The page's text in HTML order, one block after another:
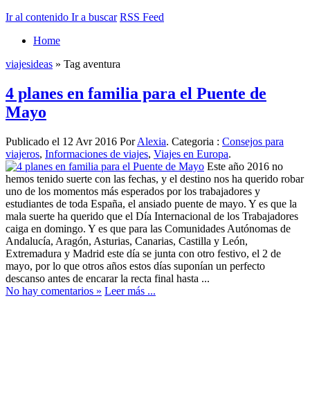
Ir al contenido Ir a buscar RSS Feed
Home
viajesideas » Tag aventura
4 planes en familia para el Puente de
Mayo
Publicado el 12 Avr 2016 PorAlexia. Categoria : Consejos para
viajeros, Informaciones de viajes, Viajes en Europa.
Este año 2016 no
hemos tenido suerte con las fechas, y el destino nos ha querido robar
uno de los momentos más esperados por los trabajadores y
estudiantes de toda España, el ansiado puente de mayo. Y es que la
mala suerte ha querido que el Día Internacional de los Trabajadores
caiga en domingo. Y es que para las Comunidades Autónomas de
Andalucía, Aragón, Asturias, Canarias, Castilla y León,
Extremadura y Madrid este día se junta con otro festivo, el 2 de
mayo, por lo que otros años estos días suponían un perfecto
descanso antes de encarar la recta final hasta ...
No hay comentarios » Leer más ...